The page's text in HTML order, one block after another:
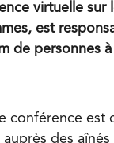
virtuelle sur
est
de personnes
conférence est
des